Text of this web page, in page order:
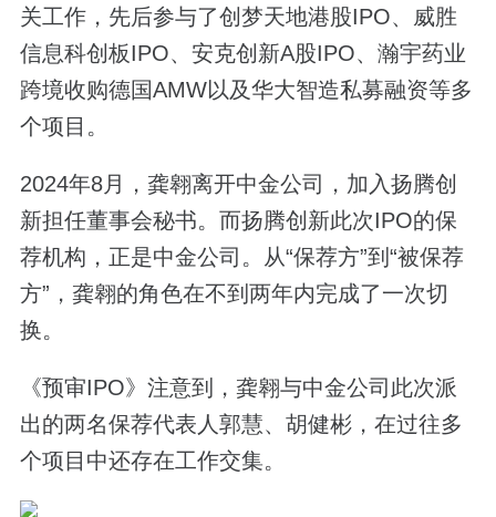
关工作，先后参与了创梦天地港股IPO、威胜
信息科创板IPO、安克创新A股IPO、瀚宇药业
跨境收购德国AMW以及华大智造私募融资等多
个项目。
2024年8月，龚翱离开中金公司，加入扬腾创
新担任董事会秘书。而扬腾创新此次IPO的保
荐机构，正是中金公司。从“保荐方”到“被保荐
方”，龚翱的角色在不到两年内完成了一次切
换。
《预审IPO》注意到，龚翱与中金公司此次派
出的两名保荐代表人郭慧、胡健彬，在过往多
个项目中还存在工作交集。